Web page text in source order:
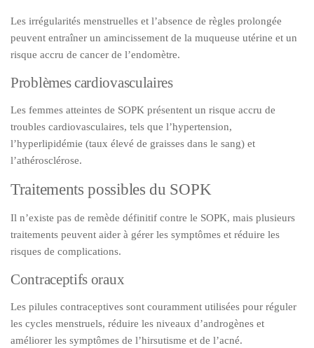
Les irrégularités menstruelles et l’absence de règles prolongée
peuvent entraîner un amincissement de la muqueuse utérine et un
risque accru de cancer de l’endomètre.
Problèmes cardiovasculaires
Les femmes atteintes de SOPK présentent un risque accru de
troubles cardiovasculaires, tels que l’hypertension,
l’hyperlipidémie (taux élevé de graisses dans le sang) et
l’athérosclérose.
Traitements possibles du SOPK
Il n’existe pas de remède définitif contre le SOPK, mais plusieurs
traitements peuvent aider à gérer les symptômes et réduire les
risques de complications.
Contraceptifs oraux
Les pilules contraceptives sont couramment utilisées pour réguler
les cycles menstruels, réduire les niveaux d’androgènes et
améliorer les symptômes de l’hirsutisme et de l’acné.